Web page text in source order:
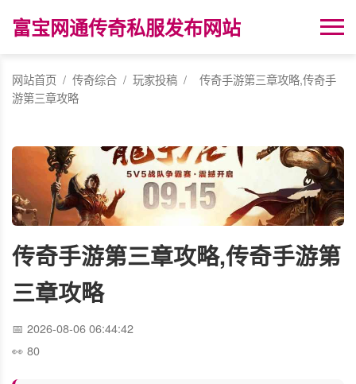
富宝网通传奇私服发布网站
网站首页 / 传奇综合 / 玩家投稿 /
传奇手游第三章攻略,传奇手
游第三章攻略
传奇手游第三章攻略,传奇手游第
三章攻略
2026-08-06 06:44:42
80